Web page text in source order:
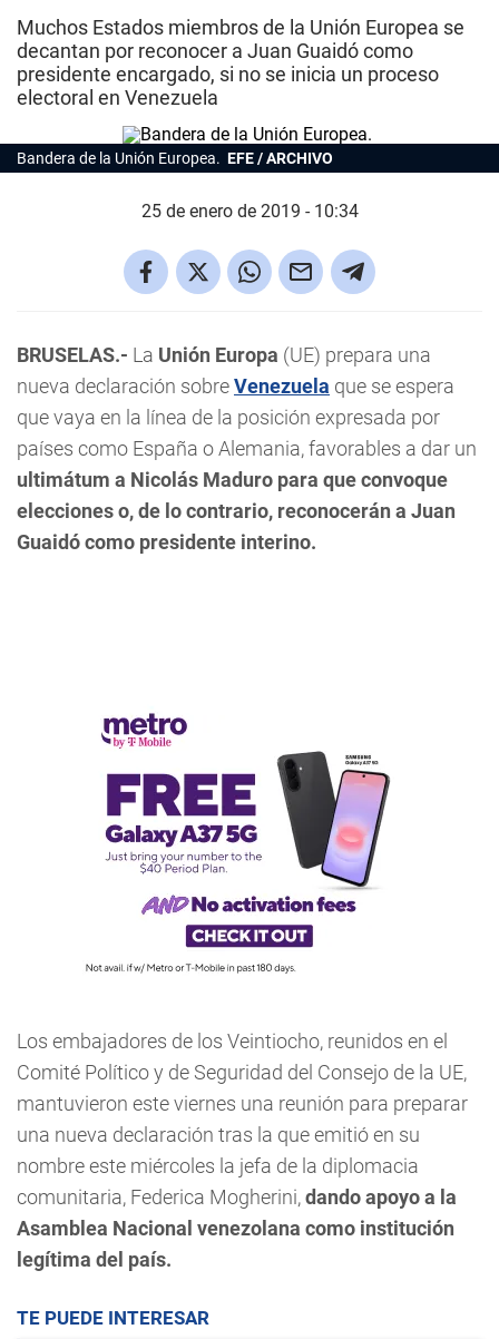
Muchos Estados miembros de la Unión Europea se
decantan por reconocer a Juan Guaidó como
presidente encargado, si no se inicia un proceso
electoral en Venezuela
Bandera de la Unión Europea. EFE / ARCHIVO
25 de enero de 2019 - 10:34
BRUSELAS.- La Unión Europa (UE) prepara una
nueva declaración sobreVenezuela que se espera
que vaya en la línea de la posición expresada por
países como España o Alemania, favorables a dar un
ultimátum a Nicolás Maduro para que convoque
eleccioneso, de lo contrario, reconocerán a Juan
Guaidó como presidente interino.
Los embajadores de los Veintiocho, reunidos en el
Comité Político y de Seguridad del Consejo de la UE,
mantuvieron este viernes una reunión para preparar
una nueva declaración tras la que emitió en su
nombre este miércoles la jefa de la diplomacia
comunitaria, Federica Mogherini,dando apoyo a la
Asamblea Nacional venezolana como institución
legítima del país.
TE PUEDE INTERESAR